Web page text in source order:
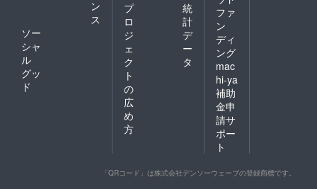
ン
ス
ソー
シャ
ル
グッ
ド
プ
ロ
ジ
ェ
ク
ト
の
広
め
方
統
計
デ
ー
タ
ファ
ン
ディ
ング
mac
hi-ya
補助
金申
請サ
ポー
ト
「QRコード」は株式会社デンソーウェーブの登録商標です。